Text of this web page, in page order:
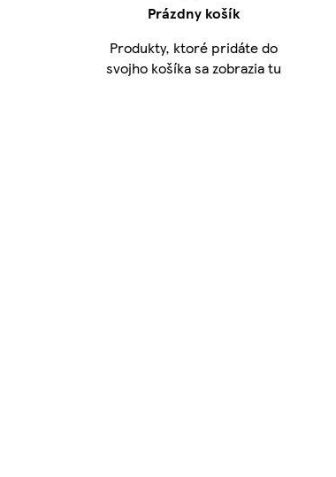
Prázdny košík
Produkty, ktoré pridáte do
svojho košíka sa zobrazia tu